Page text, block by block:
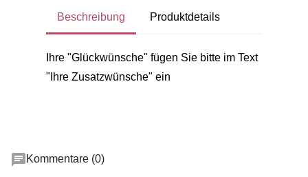
Beschreibung Produktdetails
Ihre "Glückwünsche" fügen Sie bitte im Text
"Ihre Zusatzwünsche" ein
Kommentare (0)